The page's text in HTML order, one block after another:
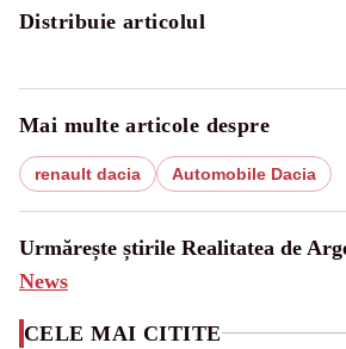
Distribuie articolul
Mai multe articole despre
renault dacia Automobile Dacia
Urmărește știrile Realitatea de
News
CELE MAI CITITE